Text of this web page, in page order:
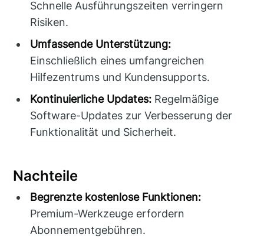
Schnelle Ausführungszeiten verringern
Risiken.
Umfassende Unterstützung:
Einschließlich eines umfangreichen
Hilfezentrums und Kundensupports.
Kontinuierliche Updates: Regelmäßige
Software-Updates zur Verbesserung der
Funktionalität und Sicherheit.
Nachteile
Begrenzte kostenlose Funktionen:
Premium-Werkzeuge erfordern
Abonnementgebühren.